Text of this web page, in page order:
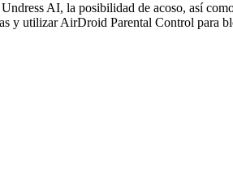
AI, la posibilidad de acoso, así
y utilizar AirDroid Parental Control para